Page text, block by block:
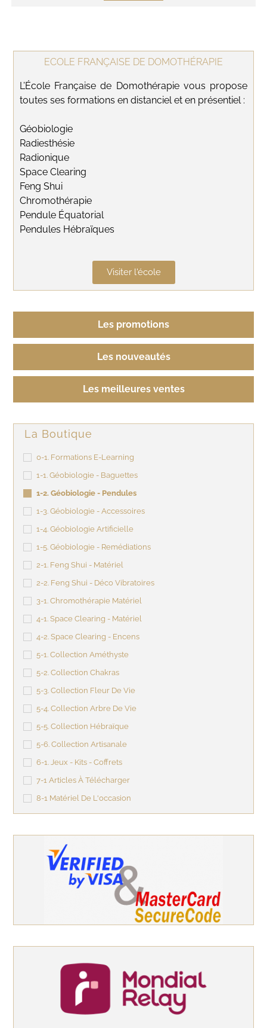
ECOLE FRANÇAISE DE DOMOTHÉRAPIE
L’École Française de Domothérapie vous propose
toutes ses formations en distanciel et en présentiel :
Géobiologie
Radiesthésie
Radionique
Space Clearing
Feng Shui
Chromothérapie
Pendule Équatorial
Pendules Hébraïques
Visiter l'école
Les promotions
Les nouveautés
Les meilleures ventes
La Boutique
0-1. Formations E-Learning
1-1. Géobiologie - Baguettes
1-2. Géobiologie - Pendules
1-3. Géobiologie - Accessoires
1-4. Géobiologie Artificielle
1-5. Géobiologie - Remédiations
2-1. Feng Shui - Matériel
2-2. Feng Shui - Déco Vibratoires
3-1. Chromothérapie Matériel
4-1. Space Clearing - Matériel
4-2. Space Clearing - Encens
5-1. Collection Améthyste
5-2. Collection Chakras
5-3. Collection Fleur De Vie
5-4. Collection Arbre De Vie
5-5. Collection Hébraïque
5-6. Collection Artisanale
6-1. Jeux - Kits - Coffrets
7-1 Articles À Télécharger
8-1 Matériel De L'occasion